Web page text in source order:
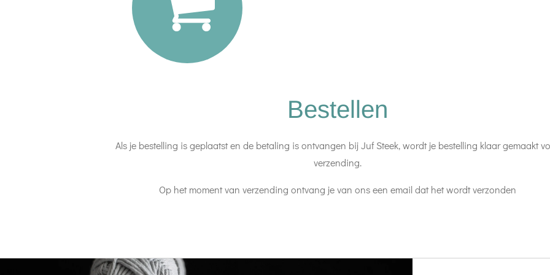
Bestellen
Als je bestelling is geplaatst en de betaling is ontvangen bij Juf Steek, wordt je bestelling klaar gemaakt
verzending.
Op het moment van verzending ontvang je van ons een email dat het wordt verzonden